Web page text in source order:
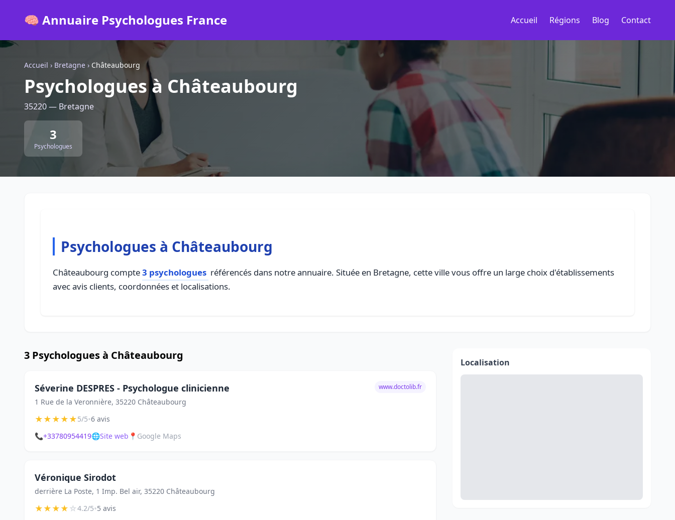
🧠 Annuaire Psychologues France Accueil Régions Blog Contact
Accueil › Bretagne › Châteaubourg
Psychologues à Châteaubourg
35220 — Bretagne
3
Psychologues
Psychologues à Châteaubourg
Châteaubourg compte3 psychologues référencés dans notre annuaire. Située en Bretagne, cette ville vous offre un large choix d'établissements
avec avis clients, coordonnées et localisations.
3 Psychologues à Châteaubourg
Séverine DESPRES - Psychologue clinicienne
1 Rue de la Veronnière, 35220 Châteaubourg
www.doctolib.fr
★★★★★5/5•6 avis
📞+33780954419🌐Site web 📍 Google Maps
Véronique Sirodot
derrière La Poste, 1 Imp. Bel air, 35220 Châteaubourg
★★★★☆4.2/5•5 avis
Localisation